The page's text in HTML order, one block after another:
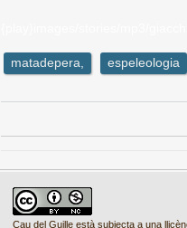
matadepera, espeleologia
Cau del Guille està subjecta a una